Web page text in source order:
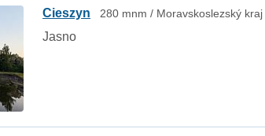
Cieszyn 280 mnm / Moravskoslezský kraj
Jasno